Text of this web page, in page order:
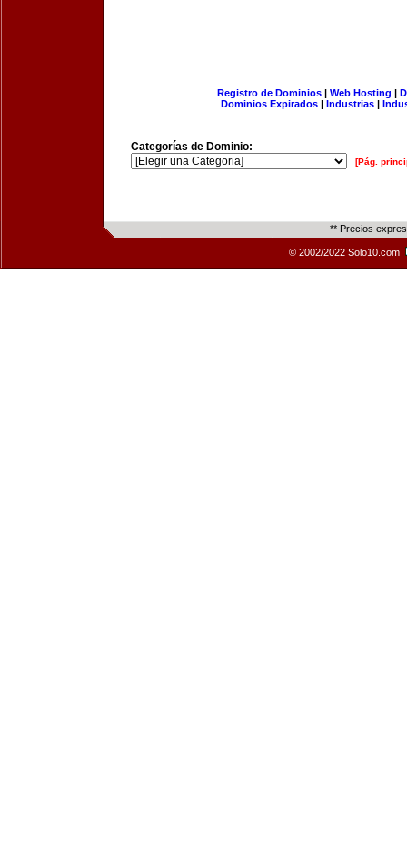
Registro de Dominios| Web Hosting |
Dominios Expirados | Industrias |
Categorías de Dominio:
[Pág.
** Precios
© 2002/2022 Solo10.com